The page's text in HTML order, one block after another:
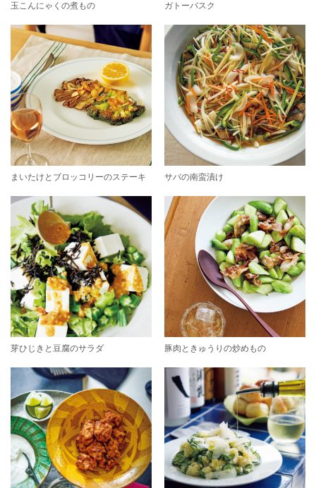
玉こんにゃくの煮もの ガトーバスク
まいたけとブロッコリーのステーキ サバの南蛮漬け
芽ひじきと豆腐のサラダ 豚肉ときゅうりの炒めもの